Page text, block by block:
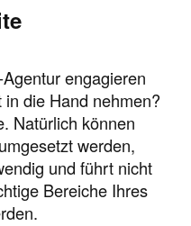
engagieren
die Hand nehmen?
Natürlich können
werden,
und führt nicht
Bereiche Ihres